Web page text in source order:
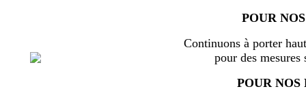
POUR
Continuons à porter
pour des
POUR